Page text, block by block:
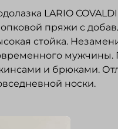
LARIO
пряжи с
стойка.
мужчины.
и брюками.
носки.